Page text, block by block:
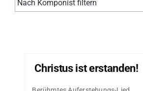
Christus ist erstanden!